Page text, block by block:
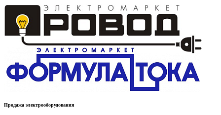
Продажа электрооборудования